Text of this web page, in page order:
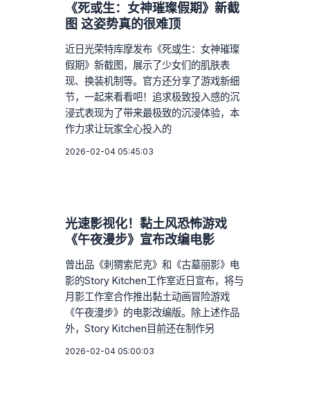
《死或生：女神璀璨假期》新截
图 这姿势真的很难顶
近日光荣特库摩发布《死或生：女神璀璨
假期》新截图，展示了少女们的肌肤表
现、换装机制等。官方还分享了游戏新细
节，一起来看看吧！追求极致投入感的沉
浸式表现为了带来最极致的沉浸体验，本
作力求让玩家全心投入的
2026-02-04 05:45:03
光速影视化！黏土风恐怖游戏
《午夜漫步》宣布改编电影
曾出品《刺猬索尼克》和《古墓丽影》电
影的Story Kitchen工作室近日宣布，将与
月影工作室合作推出黏土动画冒险游戏
《午夜漫步》的电影改编版。除上述作品
外，Story Kitchen目前还在制作另
2026-02-04 05:00:03